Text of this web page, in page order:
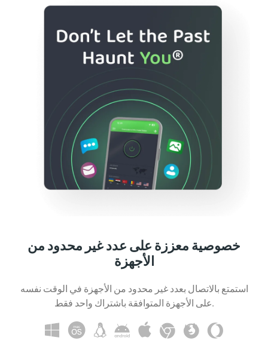
خصوصية معززة على عدد غير محدود من
الأجهزة
استمتع بالاتصال بعدد غير محدود من الأجهزة في الوقت نفسه
على الأجهزة المتوافقة باشتراك واحد فقط.